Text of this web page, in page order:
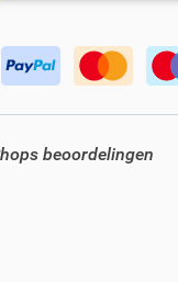
beoordelingen